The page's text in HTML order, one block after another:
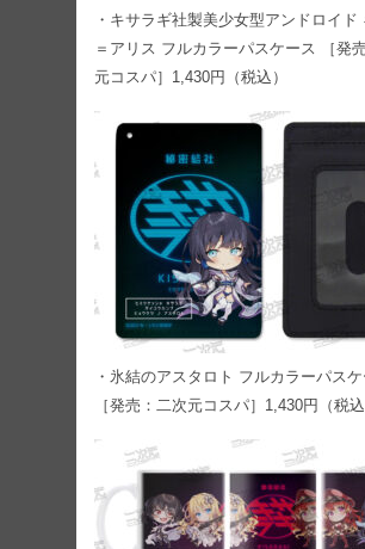
・キサラギ社製美少女型アンドロイド
＝アリス フルカラーパスケース ［発
元コスパ］1,430円（税込）
・氷結のアスタロト フルカラーパスケ
［発売：二次元コスパ］1,430円（税込